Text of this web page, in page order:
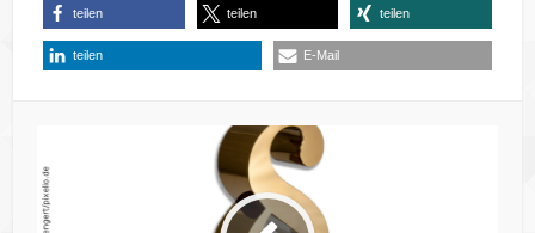
teilen teilen teilen
teilen E-Mail